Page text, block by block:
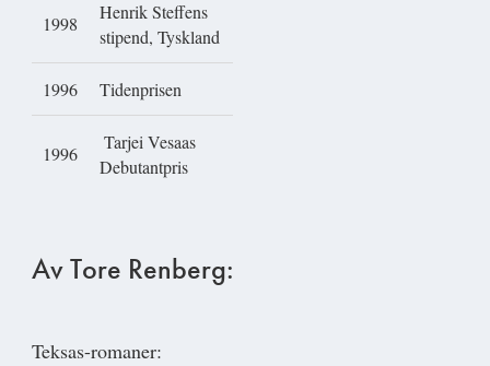
1998
Henrik Steffens
stipend, Tyskland
1996 Tidenprisen
1996
Tarjei Vesaas
Debutantpris
Av Tore Renberg:
Teksas-romaner: